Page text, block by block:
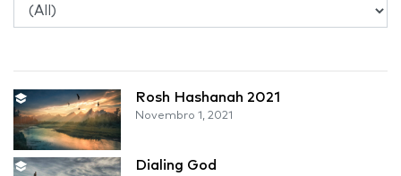
Rosh Hashanah 2021
Novembro 1, 2021
Dialing God